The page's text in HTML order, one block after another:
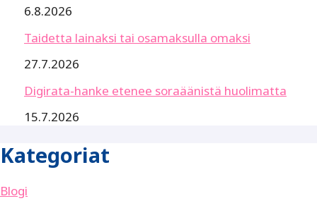
6.8.2026
Taidetta lainaksi tai osamaksulla omaksi
27.7.2026
Digirata-hanke etenee soraäänistä huolimatta
15.7.2026
Kategoriat
Blogi